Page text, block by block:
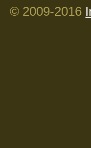
© 2009-2016